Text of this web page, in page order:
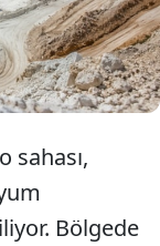
ulaştığında
karbonat
sahası,
Bölgede